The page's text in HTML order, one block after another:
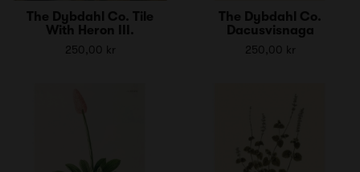
The Dybdahl Co. Tile
With Heron III.
250,00 kr
The Dybdahl Co.
Dacusvisnaga
250,00 kr